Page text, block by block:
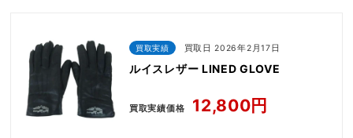
買取実績 買取日 2026年2月17日
ルイスレザー LINED GLOVE
買取実績価格 12,800円